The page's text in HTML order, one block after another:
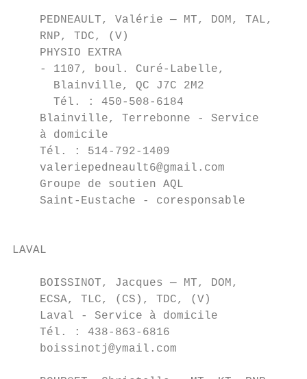
PEDNEAULT, Valérie — MT, DOM, TAL,
RNP, TDC, (V)
PHYSIO EXTRA
- 1107, boul. Curé-Labelle,
Blainville, QC J7C 2M2
Tél. : 450-508-6184
Blainville, Terrebonne - Service
à domicile
Tél. : 514-792-1409
valeriepedneault6@gmail.com
Groupe de soutien AQL
Saint-Eustache - coresponsable
LAVAL
BOISSINOT, Jacques — MT, DOM,
ECSA, TLC, (CS), TDC, (V)
Laval - Service à domicile
Tél. : 438-863-6816
boissinotj@ymail.com